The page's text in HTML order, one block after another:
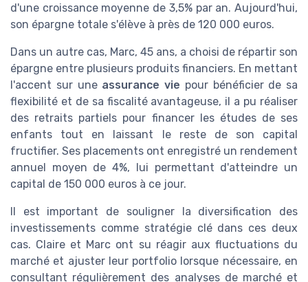
d'une croissance moyenne de 3,5% par an. Aujourd'hui,
son épargne totale s'élève à près de 120 000 euros.
Dans un autre cas, Marc, 45 ans, a choisi de répartir son
épargne entre plusieurs produits financiers. En mettant
l'accent sur une assurance vie pour bénéficier de sa
flexibilité et de sa fiscalité avantageuse, il a pu réaliser
des retraits partiels pour financer les études de ses
enfants tout en laissant le reste de son capital
fructifier. Ses placements ont enregistré un rendement
annuel moyen de 4%, lui permettant d'atteindre un
capital de 150 000 euros à ce jour.
Il est important de souligner la diversification des
investissements comme stratégie clé dans ces deux
cas. Claire et Marc ont su réagir aux fluctuations du
marché et ajuster leur portfolio lorsque nécessaire, en
consultant régulièrement des analyses de marché et